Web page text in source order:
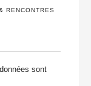
RENCONTRES
sont